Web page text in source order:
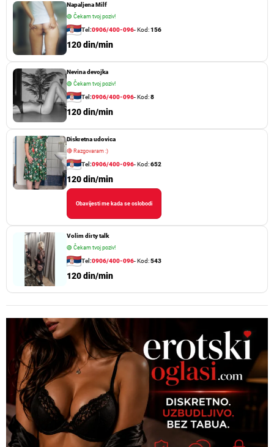
Napaljena Milf
🟢 Čekam tvoj poziv!
Tel:0906/400-096- Kod:156
120 din/min
Nevina devojka
🟢 Čekam tvoj poziv!
Tel:0906/400-096- Kod:8
120 din/min
Diskretna udovica
🔴Razgovaram :)
Tel:0906/400-096- Kod:652
120 din/min
Obavijesti me kada se oslobodi
Volim dirty talk
🟢 Čekam tvoj poziv!
Tel:0906/400-096- Kod:543
120 din/min